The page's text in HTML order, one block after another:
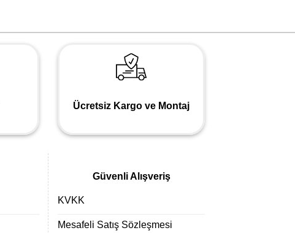
Ücretsiz Kargo ve Montaj
Güvenli Alışveriş
KVKK
Mesafeli Satış Sözleşmesi